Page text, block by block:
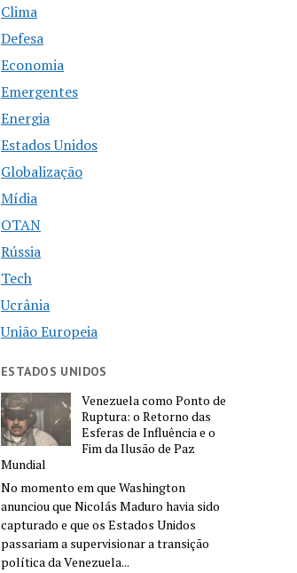
Clima
Defesa
Economia
Emergentes
Energia
Estados Unidos
Globalização
Mídia
OTAN
Rússia
Tech
Ucrânia
União Europeia
ESTADOS UNIDOS
Venezuela como Ponto de
Ruptura: o Retorno das
Esferas de Influência e o
Fim da Ilusão de Paz
Mundial
No momento em que Washington
anunciou que Nicolás Maduro havia sido
capturado e que os Estados Unidos
passariam a supervisionar a transição
política da Venezuela...